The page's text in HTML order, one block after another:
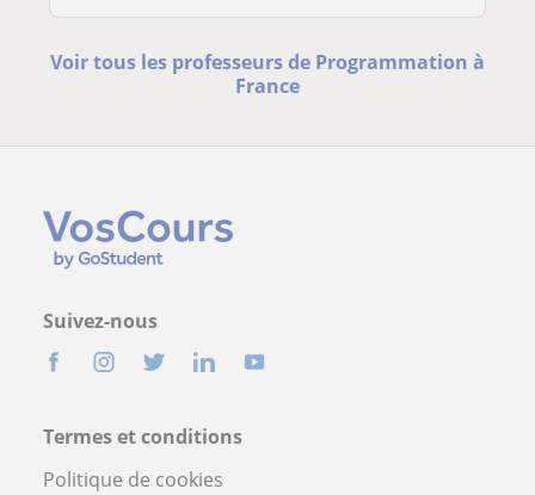
Voir tous les professeurs de Programmation à
France
Suivez-nous
Termes et conditions
Politique de cookies